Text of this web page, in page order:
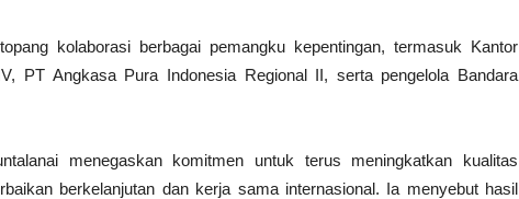
kolaborasi berbagai pemangku kepentingan, termasuk Kantor
PT Angkasa Pura Indonesia Regional II, serta pengelola Bandara
menegaskan komitmen untuk terus meningkatkan kualitas
berkelanjutan dan kerja sama internasional. Ia menyebut hasil